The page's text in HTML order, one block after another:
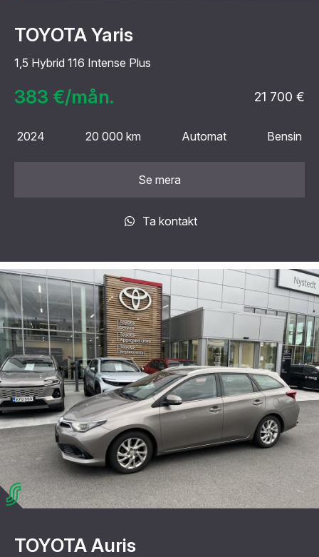
TOYOTA Yaris
1,5 Hybrid 116 Intense Plus
383 €/mån. 21 700 €
2024 20 000 km Automat Bensin
Se mera
Ta kontakt
TOYOTA Auris